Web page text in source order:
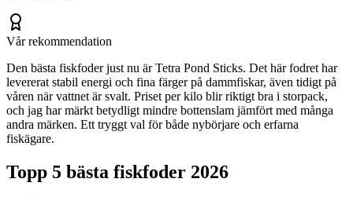
Vår rekommendation
Den bästa fiskfoder just nu är Tetra Pond Sticks. Det här fodret har
levererat stabil energi och fina färger på dammfiskar, även tidigt på
våren när vattnet är svalt. Priset per kilo blir riktigt bra i storpack,
och jag har märkt betydligt mindre bottenslam jämfört med många
andra märken. Ett tryggt val för både nybörjare och erfarna
fiskägare.
Topp 5 bästa fiskfoder 2026